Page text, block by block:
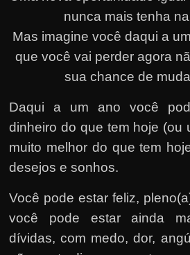
nunca mais tenha
Mas imagine você daqui a
que você vai perder agora
sua chance de
Daqui a um ano você
dinheiro do que tem hoje (ou
muito melhor do que tem
desejos e sonhos.
Você pode estar feliz,
você pode estar ainda
dívidas, com medo, dor,